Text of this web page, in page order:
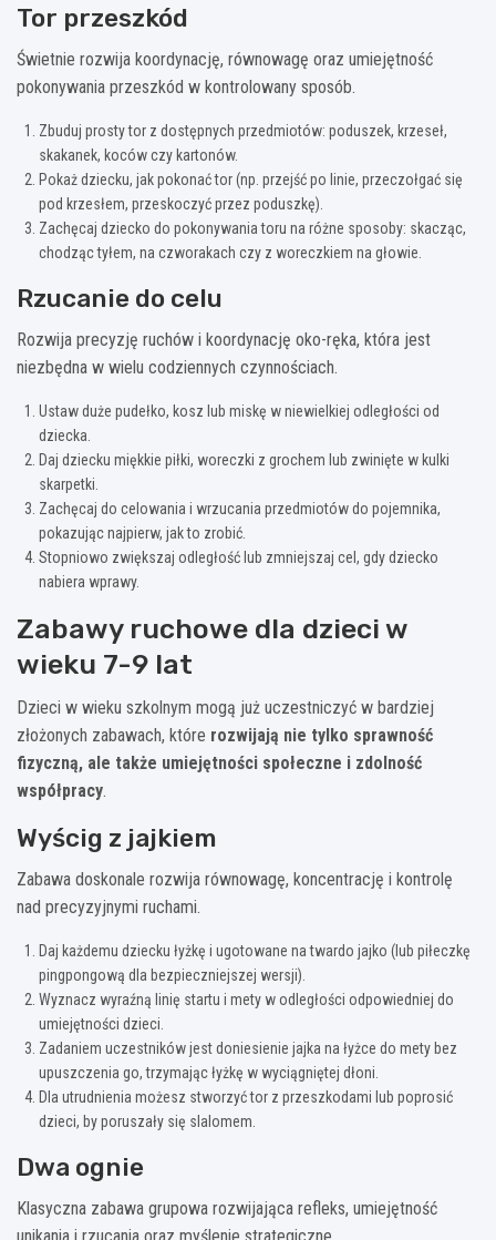
Tor przeszkód
Świetnie rozwija koordynację, równowagę oraz umiejętność
pokonywania przeszkód w kontrolowany sposób.
Zbuduj prosty tor z dostępnych przedmiotów: poduszek, krzeseł,
skakanek, koców czy kartonów.
Pokaż dziecku, jak pokonać tor (np. przejść po linie, przeczołgać się
pod krzesłem, przeskoczyć przez poduszkę).
Zachęcaj dziecko do pokonywania toru na różne sposoby: skacząc,
chodząc tyłem, na czworakach czy z woreczkiem na głowie.
Rzucanie do celu
Rozwija precyzję ruchów i koordynację oko-ręka, która jest
niezbędna w wielu codziennych czynnościach.
Ustaw duże pudełko, kosz lub miskę w niewielkiej odległości od
dziecka.
Daj dziecku miękkie piłki, woreczki z grochem lub zwinięte w kulki
skarpetki.
Zachęcaj do celowania i wrzucania przedmiotów do pojemnika,
pokazując najpierw, jak to zrobić.
Stopniowo zwiększaj odległość lub zmniejszaj cel, gdy dziecko
nabiera wprawy.
Zabawy ruchowe dla dzieci w
wieku 7-9 lat
Dzieci w wieku szkolnym mogą już uczestniczyć w bardziej
złożonych zabawach, które rozwijają nie tylko sprawność
fizyczną, ale także umiejętności społeczne i zdolność
współpracy.
Wyścig z jajkiem
Zabawa doskonale rozwija równowagę, koncentrację i kontrolę
nad precyzyjnymi ruchami.
Daj każdemu dziecku łyżkę i ugotowane na twardo jajko (lub piłeczkę
pingpongową dla bezpieczniejszej wersji).
Wyznacz wyraźną linię startu i mety w odległości odpowiedniej do
umiejętności dzieci.
Zadaniem uczestników jest doniesienie jajka na łyżce do mety bez
upuszczenia go, trzymając łyżkę w wyciągniętej dłoni.
Dla utrudnienia możesz stworzyć tor z przeszkodami lub poprosić
dzieci, by poruszały się slalomem.
Dwa ognie
Klasyczna zabawa grupowa rozwijająca refleks, umiejętność
unikania i rzucania oraz myślenie strategiczne.